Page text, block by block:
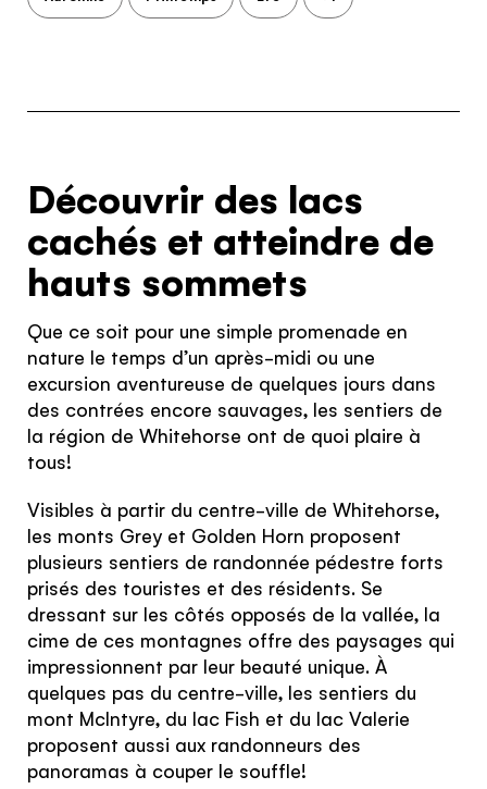
Découvrir des lacs
cachés et atteindre de
hauts sommets
Que ce soit pour une simple promenade en
nature le temps d’un après-midi ou une
excursion aventureuse de quelques jours dans
des contrées encore sauvages, les sentiers de
la région de Whitehorse ont de quoi plaire à
tous!
Visibles à partir du centre-ville de Whitehorse,
les monts Grey et Golden Horn proposent
plusieurs sentiers de randonnée pédestre forts
prisés des touristes et des résidents. Se
dressant sur les côtés opposés de la vallée, la
cime de ces montagnes offre des paysages qui
impressionnent par leur beauté unique. À
quelques pas du centre-ville, les sentiers du
mont McIntyre, du lac Fish et du lac Valerie
proposent aussi aux randonneurs des
panoramas à couper le souffle!